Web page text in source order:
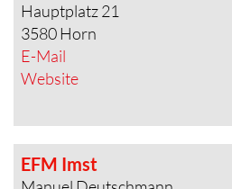
Hauptplatz 21
3580 Horn
E-Mail
Website
EFM Imst